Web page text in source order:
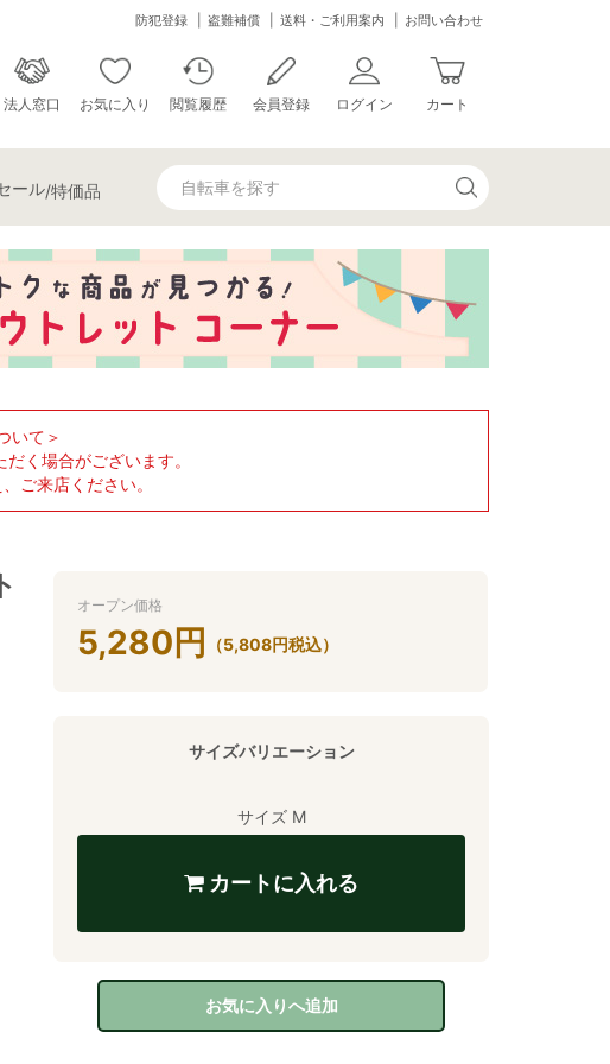
防犯登録 盗難補償 送料・ご利用案内 お問い合わせ
法人窓口 お気に入り 閲覧履歴 会員登録 ログイン カート
ール/特価品
いて＞
く場合がございます。
ご来店ください。
オープン価格
5,280 円 （5,808円税込）
サイズバリエーション
サイズ M
カートに入れる
お気に入りへ追加